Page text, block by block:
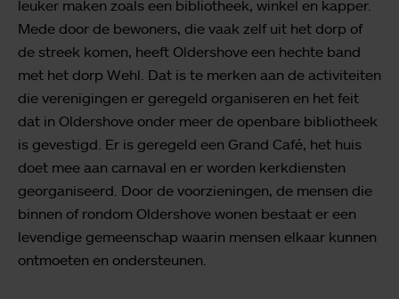
leuker maken zoals een bibliotheek, winkel en kapper.
Mede door de bewoners, die vaak zelf uit het dorp of
de streek komen, heeft Oldershove een hechte band
met het dorp Wehl. Dat is te merken aan de activiteiten
die verenigingen er geregeld organiseren en het feit
dat in Oldershove onder meer de openbare bibliotheek
is gevestigd. Er is geregeld een Grand Café, het huis
doet mee aan carnaval en er worden kerkdiensten
georganiseerd. Door de voorzieningen, de mensen die
binnen of rondom Oldershove wonen bestaat er een
levendige gemeenschap waarin mensen elkaar kunnen
ontmoeten en ondersteunen.